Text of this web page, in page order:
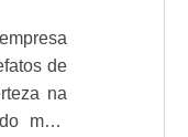
de
na
mais